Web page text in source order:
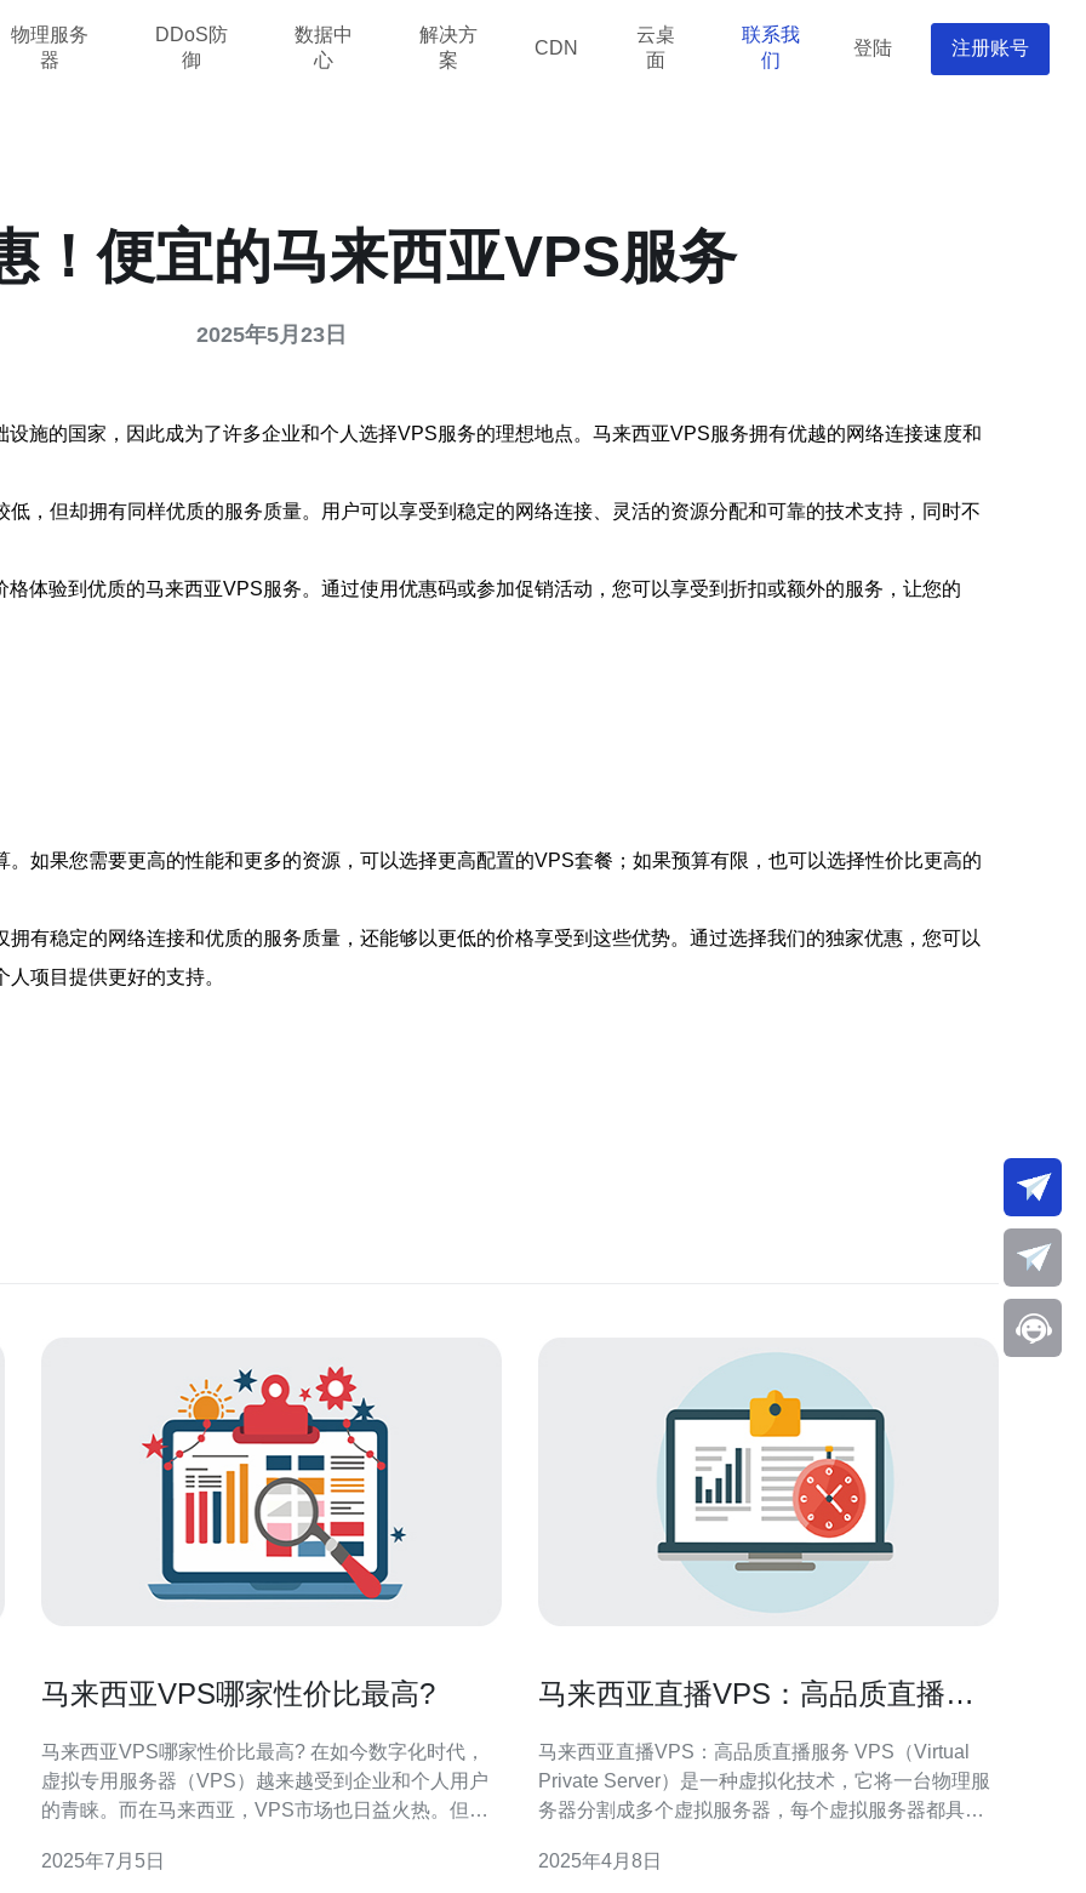
物理服务
器
DDoS防
御
数据中
心
解决方
案
CDN
云桌
面
联系我
们
登陆 注册账号
！便宜的马来西亚VPS服务
2025年5月23日
施的国家，因此成为了许多企业和个人选择VPS服务的理想地点。马来西亚VPS服务拥有优越的网络连接速度和
，但却拥有同样优质的服务质量。用户可以享受到稳定的网络连接、灵活的资源分配和可靠的技术支持，同时不
体验到优质的马来西亚VPS服务。通过使用优惠码或参加促销活动，您可以享受到折扣或额外的服务，让您的
如果您需要更高的性能和更多的资源，可以选择更高配置的VPS套餐；如果预算有限，也可以选择性价比更高的
有稳定的网络连接和优质的服务质量，还能够以更低的价格享受到这些优势。通过选择我们的独家优惠，您可以
项目提供更好的支持。
马来西亚VPS哪家性价比最高?
马来西亚VPS哪家性价比最高? 在如今数字化时代，
虚拟专用服务器（VPS）越来越受到企业和个人用户
的青睐。而在马来西亚，VPS市场也日益火热。但是
VPS成为了用户们关注的焦点。 要选择性价比最高的
2025年7月5日
马来西亚直播VPS：高品质直播服
马来西亚直播VPS：高品质直播服务 VPS（Virtual
Private Server）是一种虚拟化技术，它将一台物理服
务器分割成多个虚拟服务器，每个虚拟服务器都具有
行。VPS提供了更高的性能和灵活性，使用户能够自
2025年4月8日